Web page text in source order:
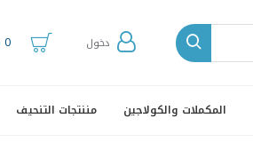
دخول 0 منتجات - S.R 0
المكملات والكولاجين مننتجات التنحيف